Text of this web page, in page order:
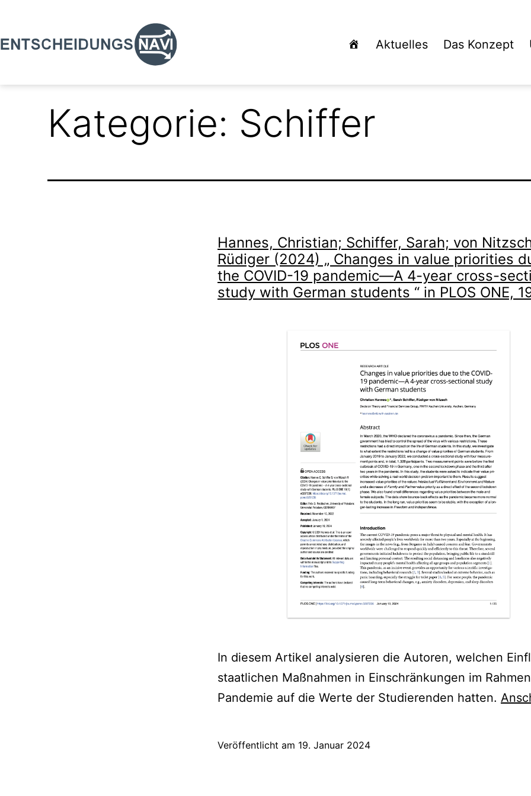
springen
Entscheidungsnavi
Aktuelles Das Konzept
Kategorie: Schiffer
Hannes, Christian; Schiffer, Sarah; von
Rüdiger (2024) „ Changes in value priorities
the COVID-19 pandemic—A 4-year cross-
study with German students “ in PLOS ONE,
In diesem Artikel analysieren die Autoren, welchen
staatlichen Maßnahmen in Einschränkungen im
Pandemie auf die Werte der Studierenden hatten.
Veröffentlicht am 19. Januar 2024